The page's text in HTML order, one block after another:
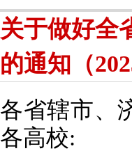
关于做好全
的通知（
各省辖市、
各高校: